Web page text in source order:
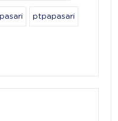
ptpapasari